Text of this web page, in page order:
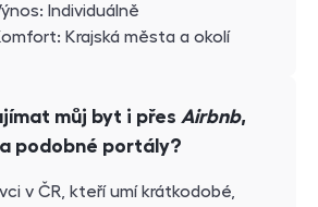
Individuálně
Krajská města a okolí
můj byt i přes Airbnb,
podobné portály?
v ČR, kteří umí krátkodobé,